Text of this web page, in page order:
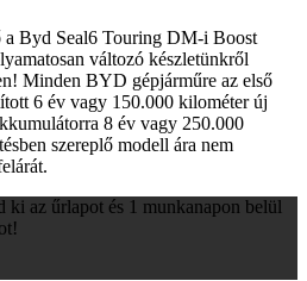
a Byd Seal6 Touring DM-i Boost
változó készletünkről
Minden BYD gépjárműre az első
6 év vagy 150.000 kilométer új
8 év vagy 250.000
szereplő modell ára nem
ki az űrlapot és 1 munkanapon belül